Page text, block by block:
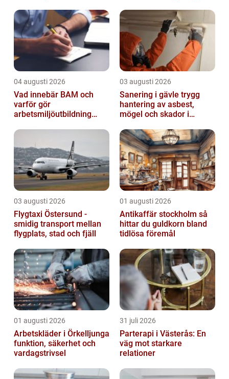
04 augusti 2026
Vad innebär BAM och
varför gör
arbetsmiljöutbildning
03 augusti 2026
Sanering i gävle trygg
hantering av asbest,
mögel och skador i
03 augusti 2026
Flygtaxi Östersund -
smidig transport mellan
flygplats, stad och fjäll
01 augusti 2026
Antikaffär stockholm så
hittar du guldkorn bland
tidlösa föremål
01 augusti 2026
Arbetskläder i Örkelljunga
funktion, säkerhet och
vardagstrivsel
31 juli 2026
Parterapi i Västerås: En
väg mot starkare
relationer